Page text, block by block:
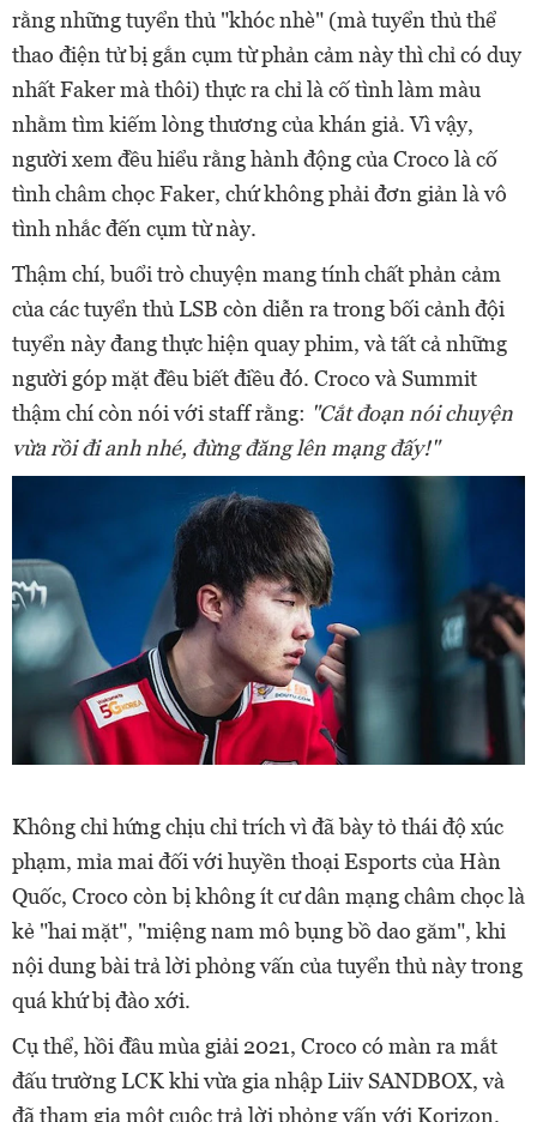
rằng những tuyển thủ "khóc nhè" (mà tuyển thủ thể
thao điện tử bị gắn cụm từ phản cảm này thì chỉ có duy
nhất Faker mà thôi) thực ra chỉ là cố tình làm màu
nhằm tìm kiếm lòng thương của khán giả. Vì vậy,
người xem đều hiểu rằng hành động của Croco là cố
tình châm chọc Faker, chứ không phải đơn giản là vô
tình nhắc đến cụm từ này.
Thậm chí, buổi trò chuyện mang tính chất phản cảm
của các tuyển thủ LSB còn diễn ra trong bối cảnh đội
tuyển này đang thực hiện quay phim, và tất cả những
người góp mặt đều biết điều đó. Croco và Summit
thậm chí còn nói với staff rằng: "Cắt đoạn nói chuyện
vừa rồi đi anh nhé, đừng đăng lên mạng đấy!"
Không chỉ hứng chịu chỉ trích vì đã bày tỏ thái độ xúc
phạm, mỉa mai đối với huyền thoại Esports của Hàn
Quốc, Croco còn bị không ít cư dân mạng châm chọc là
kẻ "hai mặt", "miệng nam mô bụng bồ dao găm", khi
nội dung bài trả lời phỏng vấn của tuyển thủ này trong
quá khứ bị đào xới.
Cụ thể, hồi đầu mùa giải 2021, Croco có màn ra mắt
đấu trường LCK khi vừa gia nhập Liiv SANDBOX, và
đã tham gia một cuộc trả lời phỏng vấn với Korizon.